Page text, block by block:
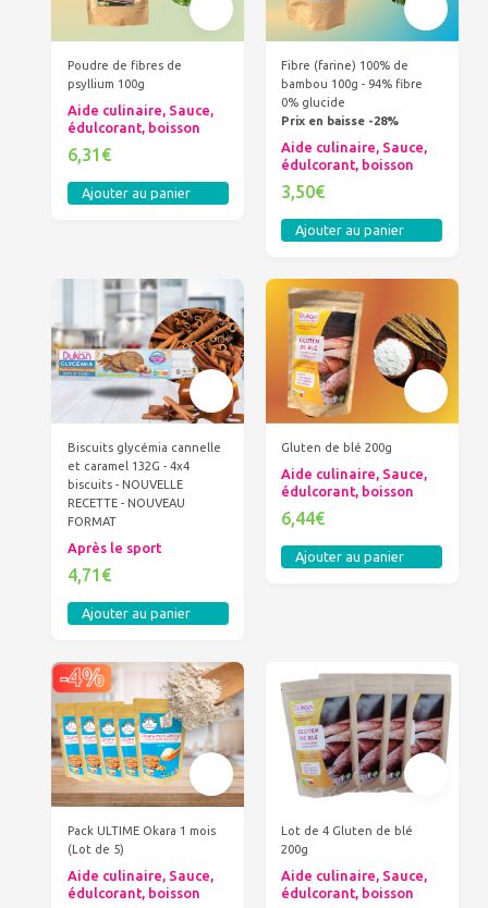
Poudre de fibres de
psyllium 100g
Aide culinaire, Sauce,
édulcorant, boisson
6,31€
Ajouter au panier
Fibre (farine) 100% de
bambou 100g - 94% fibre
0% glucide
Prix en baisse -28%
Aide culinaire, Sauce,
édulcorant, boisson
3,50€
Ajouter au panier
Biscuits glycémia cannelle
et caramel 132G - 4x4
biscuits - NOUVELLE
RECETTE - NOUVEAU
FORMAT
Après le sport
4,71€
Ajouter au panier
Gluten de blé 200g
Aide culinaire, Sauce,
édulcorant, boisson
6,44€
Ajouter au panier
Pack ULTIME Okara 1 mois
(Lot de 5)
Aide culinaire, Sauce,
édulcorant, boisson
Lot de 4 Gluten de blé
200g
Aide culinaire, Sauce,
édulcorant, boisson